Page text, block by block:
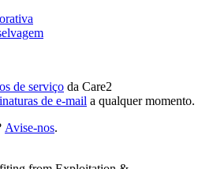
de serviço da Care2
de e-mail a qualquer momento.
Avise-nos.